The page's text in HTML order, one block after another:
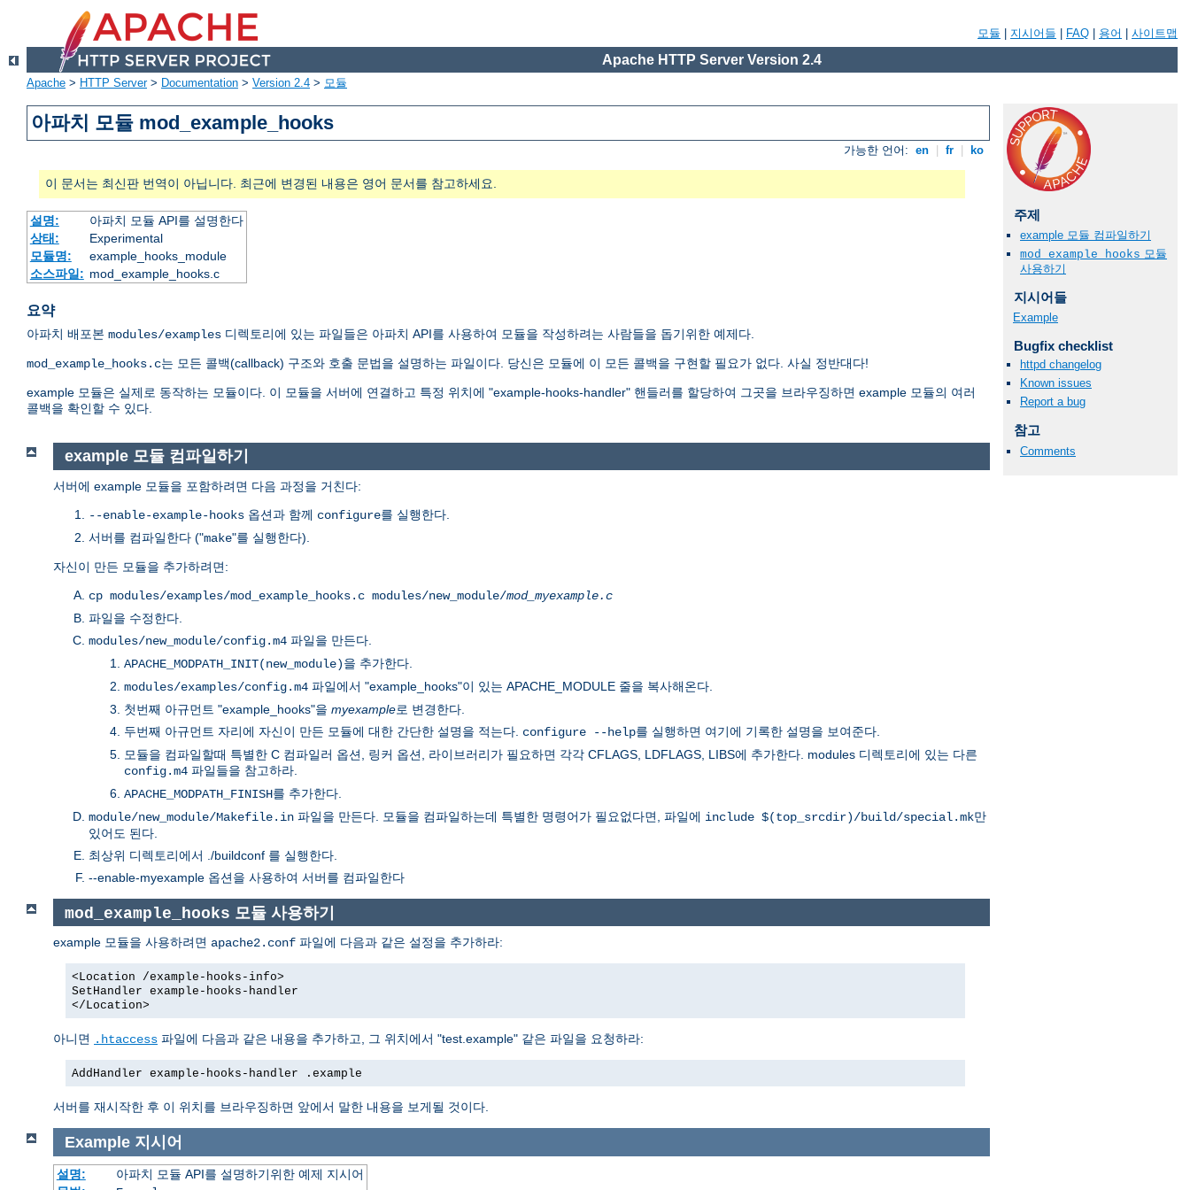
모듈 지시어들 FAQ 용어 사이트맵
Apache HTTP Server Version 2.4
Apache > HTTP Server> Documentation > Version 2.4 > 모듈
아파치 모듈 mod_example_hooks
가능한 언어: en fr ko
이 문서는 최신판 번역이 아닙니다. 최근에 변경된 내용은 영어 문서를 참고하세요.
설명:
아파치 모듈 API를 설명한다
상태:
Experimental
모듈명:
example_hooks_module
소스파일: mod_example_hooks.c
요약
아파치 배포본 modules/examples 디렉토리에 있는 파일들은 아파치 API를 사용하여 모듈을 작성하려는 사람들을 돕기위한 예제다.
mod_example_hooks.c는 모든 콜백(callback) 구조와 호출 문법을 설명하는 파일이다. 당신은 모듈에 이 모든 콜백을 구현할 필요가 없다. 사실 정반대다!
example 모듈은 실제로 동작하는 모듈이다. 이 모듈을 서버에 연결하고 특정 위치에 "example-hooks-handler" 핸들러를 할당하여 그곳을 브라우징하면 example 모듈의 여러
콜백을 확인할 수 있다.
주제
example 모듈 컴파일하기
mod_example_hooks 모듈
사용하기
지시어들
Example
Bugfix checklist
httpd changelog
Known issues
Report a bug
참고
Comments
example 모듈 컴파일하기
서버에 example 모듈을 포함하려면 다음 과정을 거친다:
--enable-example-hooks 옵션과 함께 configure를 실행한다.
서버를 컴파일한다 ("make"를 실행한다).
자신이 만든 모듈을 추가하려면:
cp modules/examples/mod_example_hooks.c modules/new_module/mod_myexample.c
파일을 수정한다.
modules/new_module/config.m4 파일을 만든다.
APACHE_MODPATH_INIT(new_module)을 추가한다.
modules/examples/config.m4 파일에서 "example_hooks"이 있는 APACHE_MODULE 줄을 복사해온다.
첫번째 아규먼트 "example_hooks"을 myexample로 변경한다.
두번째 아규먼트 자리에 자신이 만든 모듈에 대한 간단한 설명을 적는다. configure --help를 실행하면 여기에 기록한 설명을 보여준다.
모듈을 컴파일할때 특별한 C 컴파일러 옵션, 링커 옵션, 라이브러리가 필요하면 각각 CFLAGS, LDFLAGS, LIBS에 추가한다. modules 디렉토리에 있는 다른
config.m4 파일들을 참고하라.
APACHE_MODPATH_FINISH를 추가한다.
module/new_module/Makefile.in 파일을 만든다. 모듈을 컴파일하는데 특별한 명령어가 필요없다면, 파일에 include $(top_srcdir)/build/special.mk만
있어도 된다.
최상위 디렉토리에서 ./buildconf 를 실행한다.
--enable-myexample 옵션을 사용하여 서버를 컴파일한다
mod_example_hooks 모듈 사용하기
example 모듈을 사용하려면 apache2.conf 파일에 다음과 같은 설정을 추가하라:
<Location /example-hooks-info>
SetHandler example-hooks-handler
</Location>
아니면 .htaccess 파일에 다음과 같은 내용을 추가하고, 그 위치에서 "test.example" 같은 파일을 요청하라:
AddHandler example-hooks-handler .example
서버를 재시작한 후 이 위치를 브라우징하면 앞에서 말한 내용을 보게될 것이다.
Example 지시어
설명:
아파치 모듈 API를 설명하기위한 예제 지시어